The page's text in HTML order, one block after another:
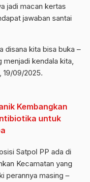
jadi macan kertas
jawaban santai
disana kita bisa buka –
menjadi kendala kita,
19/09/2025.
Kembangkan
untuk
Satpol PP ada di
Kecamatan yang
perannya masing –